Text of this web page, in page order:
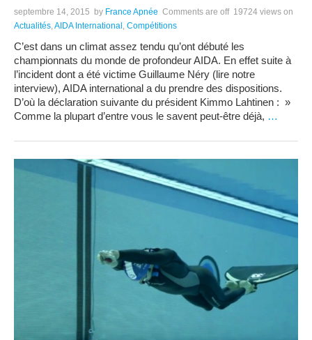
septembre 14, 2015 by France Apnée Comments are off 19724 views on
Actualités,AIDA International , Compétitions
C’est dans un climat assez tendu qu’ont débuté les
championnats du monde de profondeur AIDA. En effet suite à
l’incident dont a été victime Guillaume Néry (lire notre
interview), AIDA international a du prendre des dispositions.
D’où la déclaration suivante du président Kimmo Lahtinen : »
Comme la plupart d’entre vous le savent peut-être déjà, …